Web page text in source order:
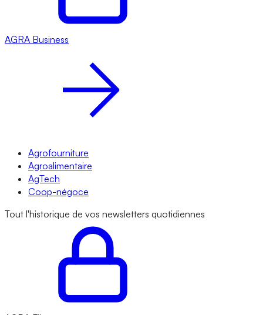
AGRA Business
Agrofourniture
Agroalimentaire
AgTech
Coop-négoce
Tout l'historique de vos newsletters quotidiennes